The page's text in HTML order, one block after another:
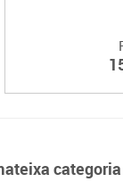
categoria